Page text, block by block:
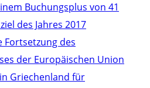
Buchungsplus von 41
des Jahres 2017
Fortsetzung des
der Europäischen Union
Griechenland für